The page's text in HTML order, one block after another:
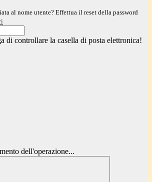
al nome utente? Effettua il reset della password
di controllare la casella di posta elettronica!
dell'operazione...